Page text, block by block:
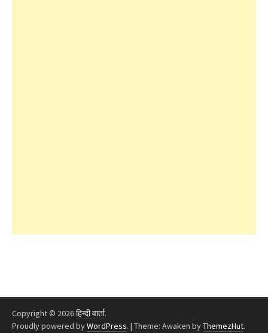
Copyright © 2026हिन्दी वार्ता.
Proudly powered byWordPress. | Theme: Awaken byThemezHut.